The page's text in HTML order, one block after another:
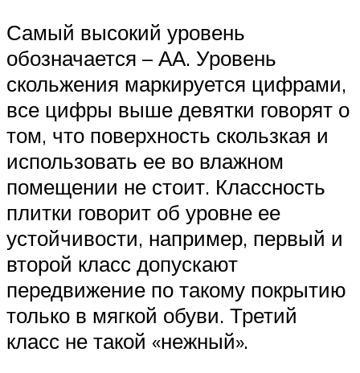
Самый высокий уровень
обозначается – АА. Уровень
скольжения маркируется цифрами,
все цифры выше девятки говорят о
том, что поверхность скользкая и
использовать ее во влажном
помещении не стоит. Классность
плитки говорит об уровне ее
устойчивости, например, первый и
второй класс допускают
передвижение по такому покрытию
только в мягкой обуви. Третий
класс не такой «нежный».